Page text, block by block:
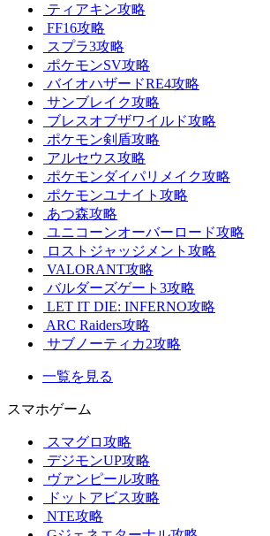
ティアキン攻略
FF16攻略
スプラ3攻略
ポケモンSV攻略
バイオハザードRE4攻略
サンブレイク攻略
ブレスオブザワイルド攻略
ポケモン剣盾攻略
アルセウス攻略
ポケモンダイパリメイク攻略
ポケモンユナイト攻略
あつ森攻略
ユニコーンオーバーロード攻略
ロストジャッジメント攻略
VALORANT攻略
バルダーズゲート3攻略
LET IT DIE: INFERNO攻略
ARC Raiders攻略
サブノーティカ2攻略
一覧を見る
スマホゲーム
スマグロ攻略
デジモンUP攻略
ヴァンピール攻略
ドットアビス攻略
NTE攻略